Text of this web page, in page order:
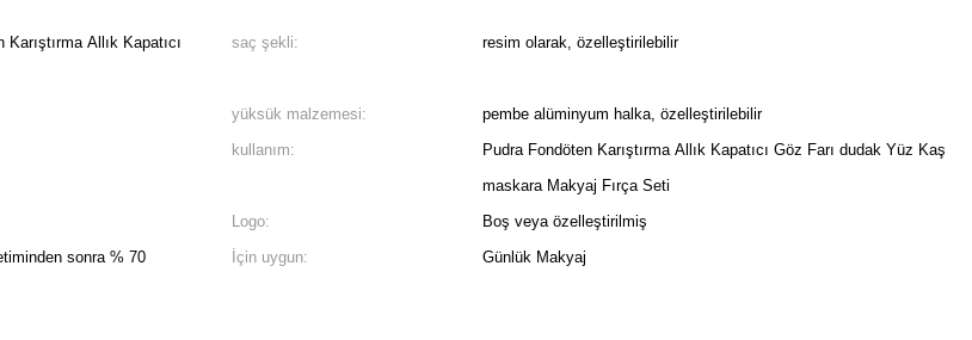
Allık Kapatıcı
saç şekli: resim olarak, özelleştirilebilir
yüksük malzemesi:
pembe alüminyum halka, özelleştirilebilir
kullanım:
Pudra Fondöten Karıştırma Allık Kapatıcı Göz Farı dudak Yüz Kaş
maskara Makyaj Fırça Seti
Logo:
Boş veya özelleştirilmiş
sonra % 70
İçin uygun: Günlük Makyaj